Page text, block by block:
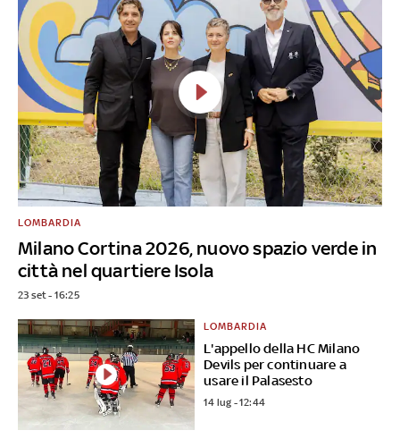
Milano Cortina 2026, nuovo spazio verde in
città nel quartiere Isola
LOMBARDIA
23 set - 16:25
L'appello della HC Milano
Devils per continuare a
usare il Palasesto
LOMBARDIA
14 lug - 12:44